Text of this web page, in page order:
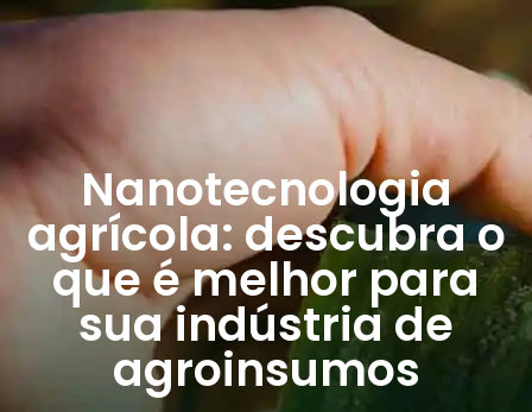
Nanotecnologia
agrícola: descubra o
que é melhor para
sua indústria de
agroinsumos